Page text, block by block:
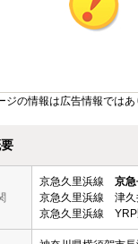
の情報は広告情報ではあ
京急久里浜線 京
京急久里浜線 津
京急久里浜線